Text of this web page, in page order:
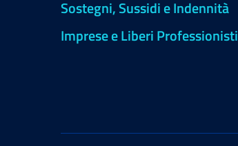
Sostegni, Sussidi e Indennità
Imprese e Liberi Professionisti